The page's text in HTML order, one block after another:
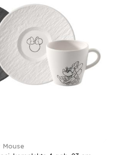
Mouse